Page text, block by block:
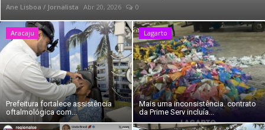
BRASIL
CONTATO
QUEM SOMOS
CONECTE-SE
REGISTO
Ane Lisboa / Jornalista Abr 20, 2026 0
Aracaju
Prefeitura fortalece assistência
oftalmológica com...
Lagarto
Mais uma inconsistência. contrato
da Prime Serv incluía...